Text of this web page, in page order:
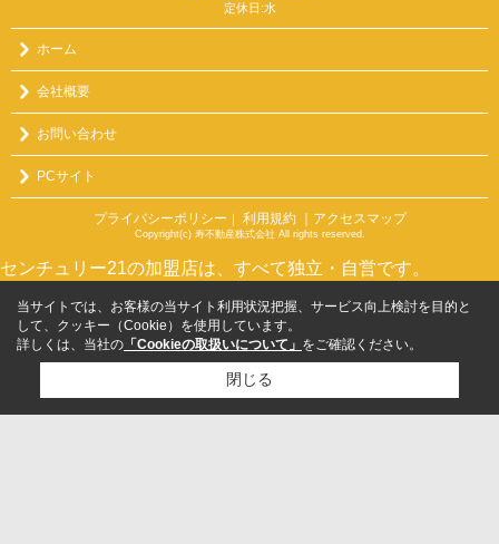
定休日:水
ホーム
会社概要
お問い合わせ
PCサイト
プライバシーポリシー 利用規約 ｜アクセスマップ
Copyright(c) 寿不動産株式会社 All rights reserved.
センチュリー21の加盟店は、すべて独立・自営です。
当サイトでは、お客様の当サイト利用状況把握、サービス向上検討を目的と
して、クッキー（Cookie）を使用しています。
詳しくは、当社の 「Cookieの取扱いについて」 をご確認ください。
閉じる